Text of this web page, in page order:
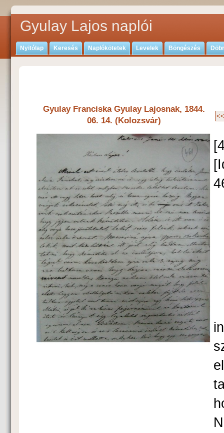
Gyulay Lajos naplói
Nyitólap Keresés Naplókötetek Levelek Böngészés
Gyulay Franciska Gyulay Lajosnak, 1844.
06. 14. (Kolozsvár)